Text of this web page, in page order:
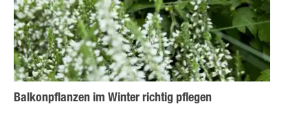
Balkonpflanzen im Winter richtig pflegen